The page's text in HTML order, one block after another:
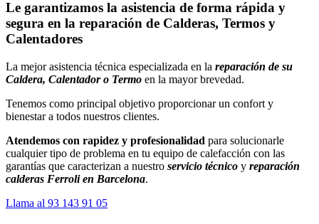
Le garantizamos la asistencia de forma rápida y
segura en la reparación de Calderas, Termos y
Calentadores
La mejor asistencia técnica especializada en la reparación de su
Caldera, Calentador o Termo en la mayor brevedad.
Tenemos como principal objetivo proporcionar un confort y
bienestar a todos nuestros clientes.
Atendemos con rapidez y profesionalidad para solucionarle
cualquier tipo de problema en tu equipo de calefacción con las
garantías que caracterizan a nuestro servicio técnico y reparación
calderas Ferroli en Barcelona.
Llama al 93 143 91 05